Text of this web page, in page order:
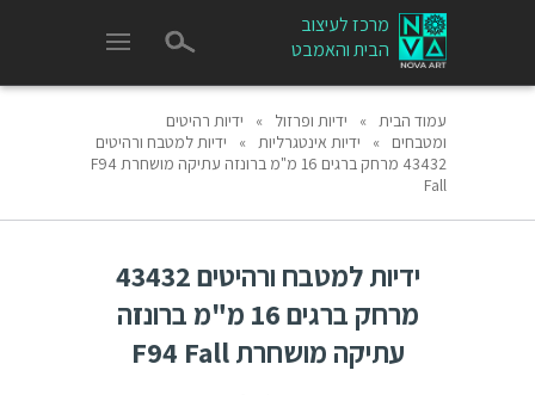
מרכז לעיצוב
הבית והאמבט
עמוד הבית » ידיות ופרזול »
ידיות רהיטים
ומטבחים
» ידיות אינטגרליות »
ידיות למטבח ורהיטים
43432 מרחק ברגים 16 מ"מ ברונזה עתיקה מושחרת F94
Fall
ידיות למטבח ורהיטים 43432
מרחק ברגים 16 מ"מ ברונזה
עתיקה מושחרת F94 Fall